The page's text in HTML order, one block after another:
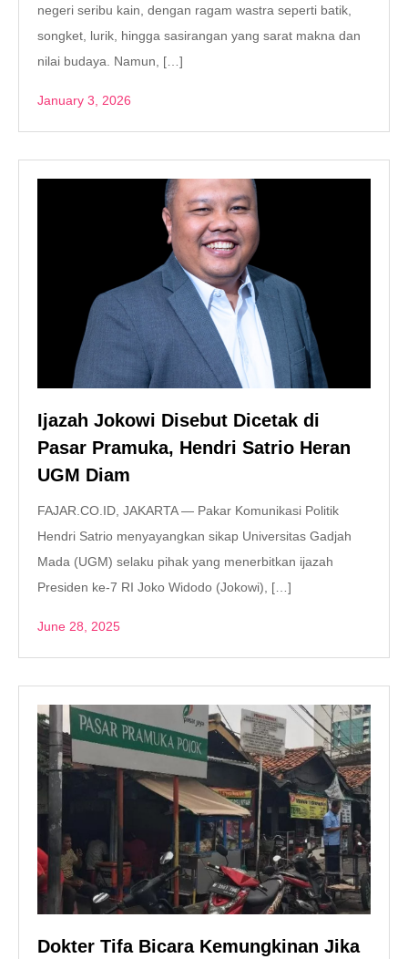
negeri seribu kain, dengan ragam wastra seperti batik,
songket, lurik, hingga sasirangan yang sarat makna dan
nilai budaya. Namun, […]
January 3, 2026
Ijazah Jokowi Disebut Dicetak di
Pasar Pramuka, Hendri Satrio Heran
UGM Diam
FAJAR.CO.ID, JAKARTA — Pakar Komunikasi Politik
Hendri Satrio menyayangkan sikap Universitas Gadjah
Mada (UGM) selaku pihak yang menerbitkan ijazah
Presiden ke-7 RI Joko Widodo (Jokowi), […]
June 28, 2025
Dokter Tifa Bicara Kemungkinan Jika